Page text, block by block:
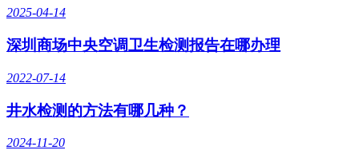
2025-04-14
深圳商场中央空调卫生检测报告在哪办理
2022-07-14
井水检测的方法有哪几种？
2024-11-20